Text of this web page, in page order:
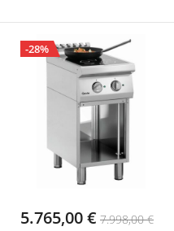
-28%
5.765,00 € 7.998,00 €